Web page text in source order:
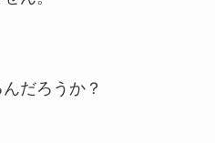
だろうか？